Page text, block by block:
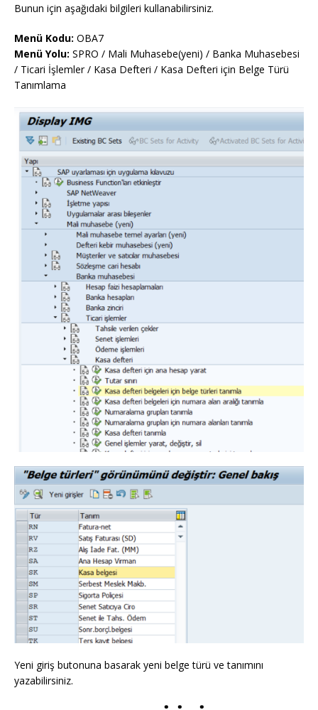
Bunun için aşağıdaki bilgileri kullanabilirsiniz.
Menü Kodu: OBA7
Menü Yolu: SPRO / Mali Muhasebe(yeni) / Banka Muhasebesi
/ Ticari İşlemler / Kasa Defteri / Kasa Defteri için Belge Türü
Tanımlama
Yeni giriş butonuna basarak yeni belge türü ve tanımını
yazabilirsiniz.